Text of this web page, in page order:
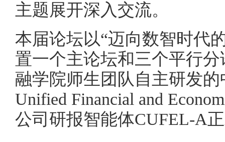
主题展开深入交流。
本届论坛以“迈向数智时代
置一个主论坛和三个平行
融学院师生团队自主研发的
Unified Financial and
公司研报智能体CUFEL-A